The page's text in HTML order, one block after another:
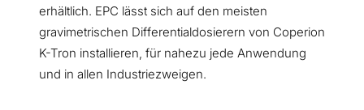
erhältlich. EPC lässt sich auf den meisten
gravimetrischen Differentialdosierern von Coperion
K-Tron installieren, für nahezu jede Anwendung
und in allen Industriezweigen.